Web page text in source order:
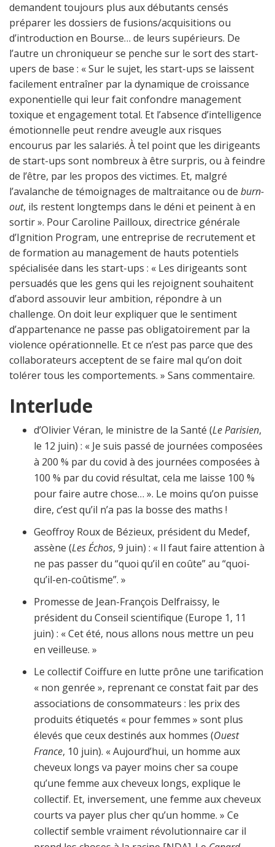
demandent toujours plus aux débutants censés
préparer les dossiers de fusions/acquisitions ou
d’introduction en Bourse… de leurs supérieurs. De
l’autre un chroniqueur se penche sur le sort des start-
upers de base : « Sur le sujet, les start-ups se laissent
facilement entraîner par la dynamique de croissance
exponentielle qui leur fait confondre management
toxique et engagement total. Et l’absence d’intelligence
émotionnelle peut rendre aveugle aux risques
encourus par les salariés. À tel point que les dirigeants
de start-ups sont nombreux à être surpris, ou à feindre
de l’être, par les propos des victimes. Et, malgré
l’avalanche de témoignages de maltraitance ou de burn-
out, ils restent longtemps dans le déni et peinent à en
sortir ». Pour Caroline Pailloux, directrice générale
d’Ignition Program, une entreprise de recrutement et
de formation au management de hauts potentiels
spécialisée dans les start-ups : « Les dirigeants sont
persuadés que les gens qui les rejoignent souhaitent
d’abord assouvir leur ambition, répondre à un
challenge. On doit leur expliquer que le sentiment
d’appartenance ne passe pas obligatoirement par la
violence opérationnelle. Et ce n’est pas parce que des
collaborateurs acceptent de se faire mal qu’on doit
tolérer tous les comportements. » Sans commentaire.
Interlude
d’Olivier Véran, le ministre de la Santé (Le Parisien,
le 12 juin) : « Je suis passé de journées composées
à 200 % par du covid à des journées composées à
100 % par du covid résultat, cela me laisse 100 %
pour faire autre chose… ». Le moins qu’on puisse
dire, c’est qu’il n’a pas la bosse des maths !
Geoffroy Roux de Bézieux, président du Medef,
assène (Les Échos, 9 juin) : « Il faut faire attention à
ne pas passer du “quoi qu’il en coûte” au “quoi-
qu’il-en-coûtisme”. »
Promesse de Jean-François Delfraissy, le
président du Conseil scientifique (Europe 1, 11
juin) : « Cet été, nous allons nous mettre un peu
en veilleuse. »
Le collectif Coiffure en lutte prône une tarification
« non genrée », reprenant ce constat fait par des
associations de consommateurs : les prix des
produits étiquetés « pour femmes » sont plus
élevés que ceux destinés aux hommes (Ouest
France, 10 juin). « Aujourd’hui, un homme aux
cheveux longs va payer moins cher sa coupe
qu’une femme aux cheveux longs, explique le
collectif. Et, inversement, une femme aux cheveux
courts va payer plus cher qu’un homme. » Ce
collectif semble vraiment révolutionnaire car il